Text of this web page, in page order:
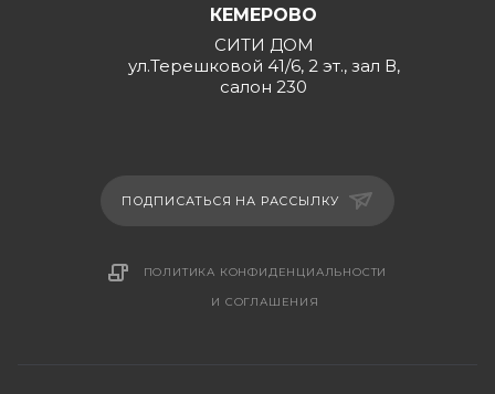
КЕМЕРОВО
СИТИ ДОМ
ул.Терешковой 41/6, 2 эт., зал В,
салон 230
ПОДПИСАТЬСЯ НА РАССЫЛКУ
ПОЛИТИКА КОНФИДЕНЦИАЛЬНОСТИ
И СОГЛАШЕНИЯ